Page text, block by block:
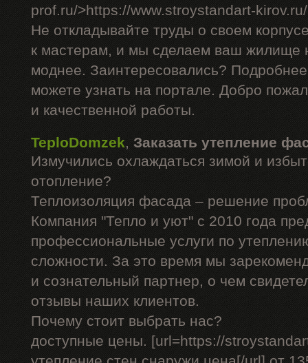
prof.ru/>https://www.stroystandart-
Не откладывайте труды о своем
к мастерам, и мы сделаем ваш жилище
моднее. Заинтересовались?
можете узнать на портале. Добро
и качественной работы.
TeploDomzek, Заказать утепление
Измучились охлаждаться зимой и
отопление?
Теплоизоляция фасада – решение
Компания "Тепло и уют" с 2010 года
профессиональные услуги по
сложности. За это время мы
и сознательный партнер, о чем
отзывы наших клиентов.
Почему стоит выбрать нас?
доступные цены. [url=https://